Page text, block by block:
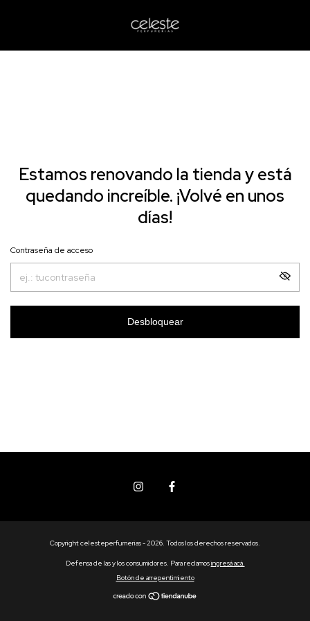
Estamos renovando la tienda y está
quedando increíble. ¡Volvé en unos
días!
Contraseña de acceso
Desbloquear
Copyright celesteperfumerias - 2026. Todos los derechos reservados.
Defensa de las y los consumidores. Para reclamosingresá acá.
Botón de arrepentimiento